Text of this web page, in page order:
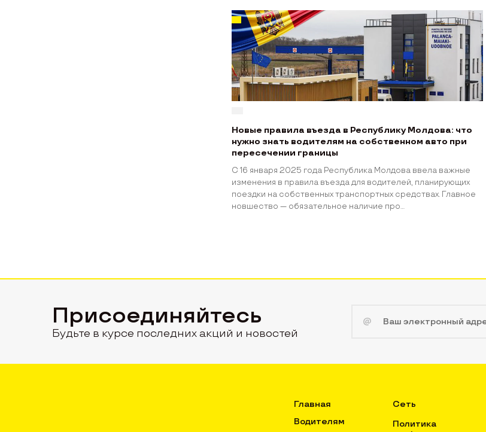
Новые правила въезда в Республику Молдова: что
нужно знать водителям на собственном авто при
пересечении границы
С 16 января 2025 года Республика Молдова ввела важные
изменения в правила въезда для водителей, планирующих
поездки на собственных транспортных средствах. Главное
новшество — обязательное наличие про...
Присоединяйтесь
Будьте в курсе последних акций и новостей
Главная
Водителям
Сеть
Политика